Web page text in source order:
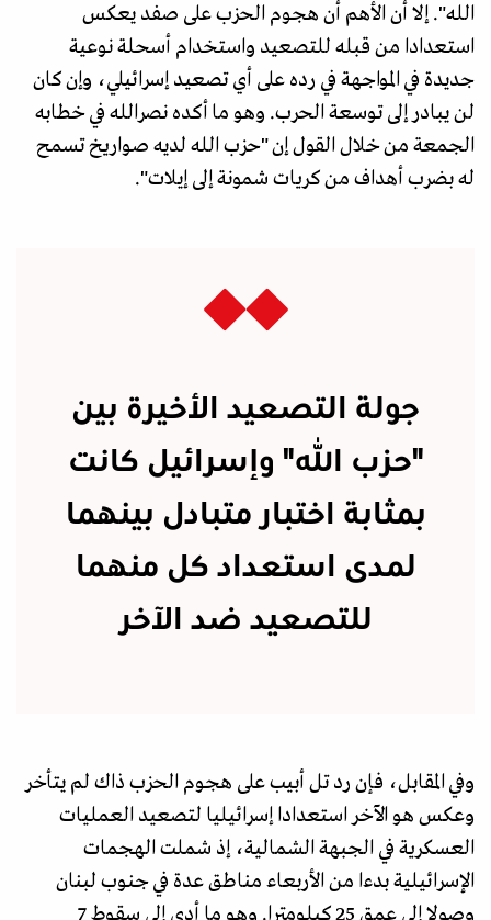
الله". إلا أن الأهم أن هجوم الحزب على صفد يعكس
استعدادا من قبله للتصعيد واستخدام أسحلة نوعية
جديدة في المواجهة في رده على أي تصعيد إسرائيلي، وإن كان
لن يبادر إلى توسعة الحرب. وهو ما أكده نصرالله في خطابه
الجمعة من خلال القول إن "حزب الله لديه صواريخ تسمح
له بضرب أهداف من كريات شمونة إلى إيلات".
جولة التصعيد الأخيرة بين
"حزب الله" وإسرائيل كانت
بمثابة اختبار متبادل بينهما
لمدى استعداد كل منهما
للتصعيد ضد الآخر
وفي المقابل، فإن رد تل أبيب على هجوم الحزب ذاك لم يتأخر
وعكس هو الآخر استعدادا إسرائيليا لتصعيد العمليات
العسكرية في الجبهة الشمالية، إذ شملت الهجمات
الإسرائيلية بدءا من الأربعاء مناطق عدة في جنوب لبنان
وصولا إلى عمق 25 كيلومترا. وهو ما أدى إلى سقوط 7